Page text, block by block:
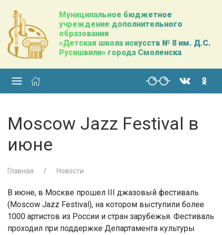
Муниципальное бюджетное
учреждение дополнительного
образования
«Детская школа искусств № 8 им. Д.С.
Русишвили» города Смоленска
Moscow Jazz Festival в
июне
Главная Новости
В июне, в Москве прошел III джазовый фестиваль
(Moscow Jazz Festival), на котором выступили более
1000 артистов из России и стран зарубежья. Фестиваль
проходил при поддержке Департамента культуры